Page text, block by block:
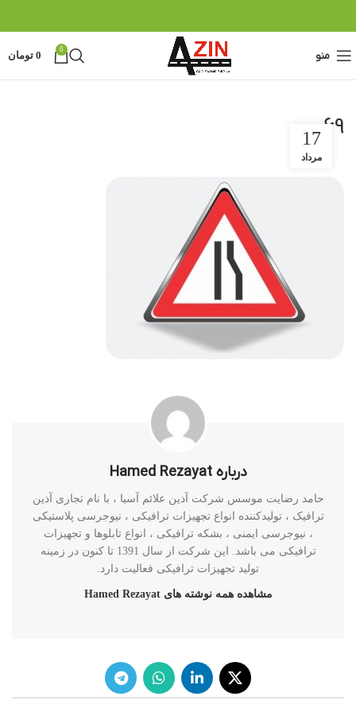
منو 0
0 تومان
69
17
مرداد
درباره Hamed Rezayat
حامد رضایت موسس شرکت آذین علائم آسیا ، با نام تجاری آذین
ترافیک ، تولیدکننده انواع تجهیزات ترافیکی ، نیوجرسی پلاستیکی
، نیوجرسی ایمنی ، بشکه ترافیکی ، انواع تابلوها و تجهیزات
ترافیکی می باشد. این شرکت از سال 1391 تا کنون در زمینه
تولید تجهیزات ترافیکی فعالیت دارد.
مشاهده همه نوشته های Hamed Rezayat